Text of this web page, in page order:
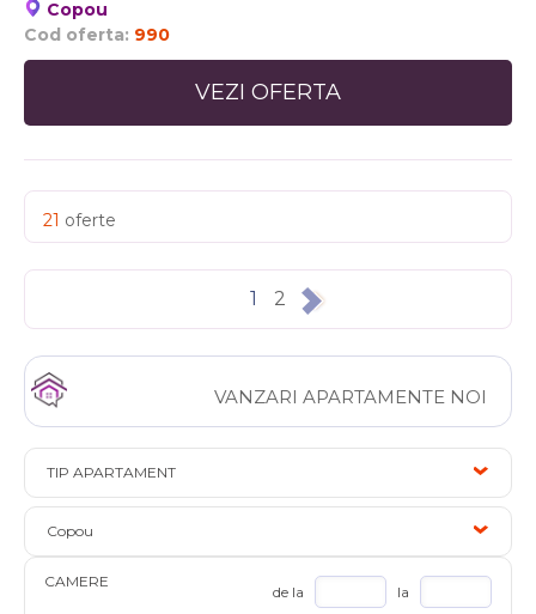
VANZARI APARTAMENTE NOI
TIP APARTAMENT
Copou
CAMERE
de la la
Copou
Cod oferta: 990
VEZI OFERTA
21 oferte
1 2